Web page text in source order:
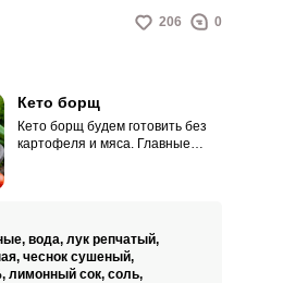
использовать не только
или курицу.
206 0
Кето борщ
Кето борщ будем готовить без
картофеля и мяса. Главные
вода, лук репчатый,
чеснок сушеный,
лимонный сок, соль,